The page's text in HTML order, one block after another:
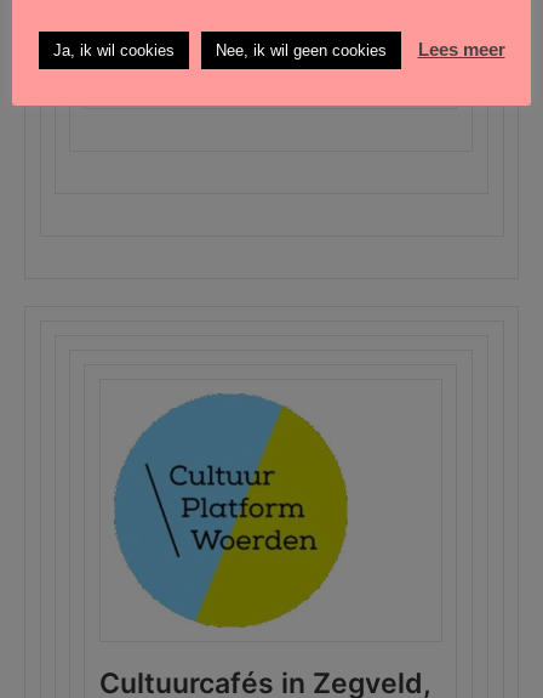
Cultuurcafés in Zegveld,
Ja, ik wil cookies Nee, ik wil geen cookies Lees meer